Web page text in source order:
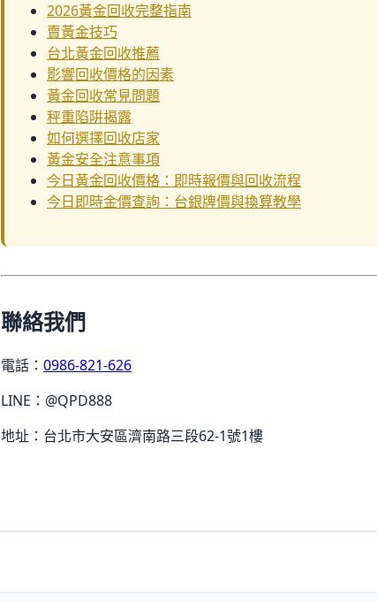
2026黃金回收完整指南
賣黃金技巧
台北黃金回收推薦
影響回收價格的因素
黃金回收常見問題
秤重陷阱揭露
如何選擇回收店家
黃金安全注意事項
今日黃金回收價格：即時報價與回收流程
今日即時金價查詢：台銀牌價與換算教學
聯絡我們
電話： 0986-821-626
LINE：@QPD888
地址：台北市大安區濟南路三段62-1號1樓